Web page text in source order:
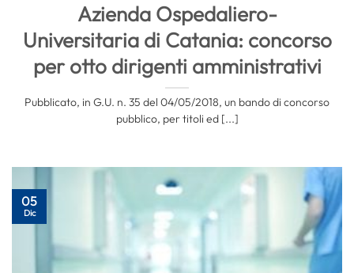
Azienda Ospedaliero-
Universitaria di Catania: concorso
per otto dirigenti amministrativi
Pubblicato, in G.U. n. 35 del 04/05/2018, un bando di concorso
pubblico, per titoli ed [...]
05
Dic